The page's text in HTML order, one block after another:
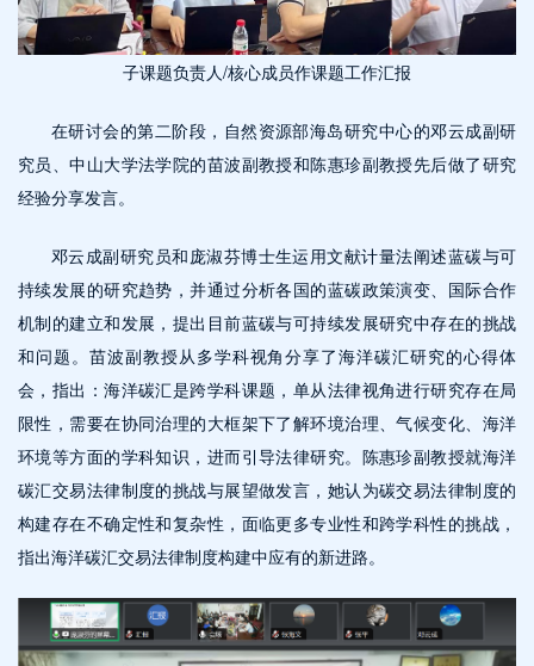
子课题负责人/核心成员作课题工作汇报
在研讨会的第二阶段，自然资源部海岛研究中心的邓云成副研
究员、中山大学法学院的苗波副教授和陈惠珍副教授先后做了研究
经验分享发言。
邓云成副研究员和庞淑芬博士生运用文献计量法阐述蓝碳与可
持续发展的研究趋势，并通过分析各国的蓝碳政策演变、国际合作
机制的建立和发展，提出目前蓝碳与可持续发展研究中存在的挑战
和问题。苗波副教授从多学科视角分享了海洋碳汇研究的心得体
会，指出：海洋碳汇是跨学科课题，单从法律视角进行研究存在局
限性，需要在协同治理的大框架下了解环境治理、气候变化、海洋
环境等方面的学科知识，进而引导法律研究。陈惠珍副教授就海洋
碳汇交易法律制度的挑战与展望做发言，她认为碳交易法律制度的
构建存在不确定性和复杂性，面临更多专业性和跨学科性的挑战，
指出海洋碳汇交易法律制度构建中应有的新进路。